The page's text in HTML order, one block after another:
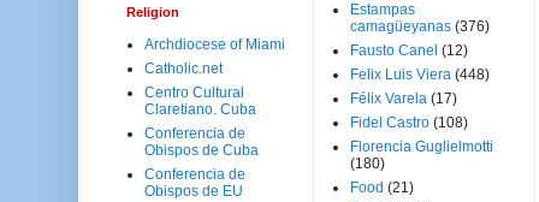
Religion
Archdiocese of Miami
Catholic.net
Centro Cultural
Claretiano. Cuba
Conferencia de
Obispos de Cuba
Conferencia de
Obispos de EU
Estampas
camagüeyanas (376)
Fausto Canel (12)
Felix Luis Viera (448)
Félix Varela (17)
Fidel Castro (108)
Florencia Guglielmotti
(180)
Food (21)